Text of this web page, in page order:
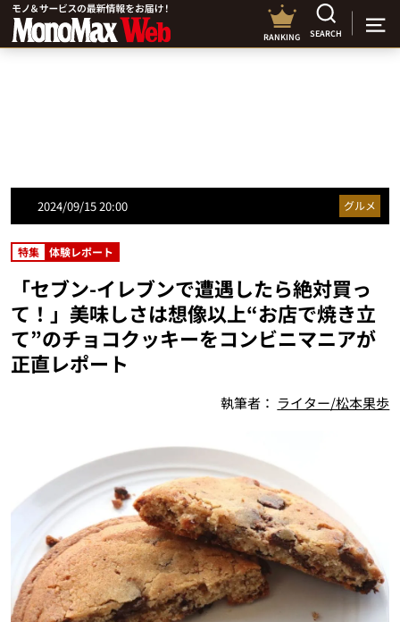
RANKING SEARCH
2024/09/15 20:00 グルメ
特集 体験レポート
「セブン-イレブンで遭遇したら絶対買っ
て！」美味しさは想像以上“お店で焼き立
て”のチョコクッキーをコンビニマニアが
正直レポート
執筆者： ライター/松本果歩